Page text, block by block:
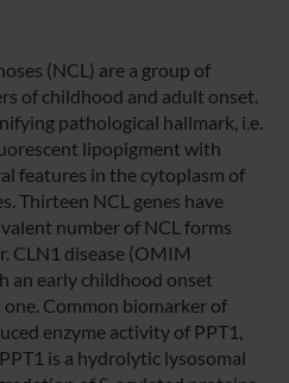
(NCL) are a group of
of childhood and adult onset.
pathological hallmark, i.e.
lipopigment with
features in the cytoplasm of
Thirteen NCL genes have
number of NCL forms
CLN1 disease (OMIM
an early childhood onset
Common biomarker of
enzyme activity of PPT1,
is a hydrolytic lysosomal